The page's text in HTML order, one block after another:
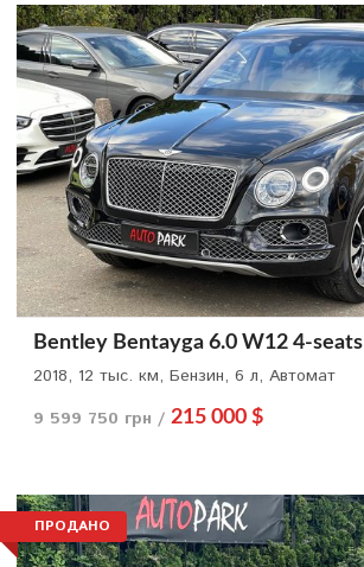
Bentley Bentayga 6.0 W12 4-seats
2018, 12 тыс. км, Бензин, 6 л, Автомат
9 599 750 грн / 215 000 $
ПРОДАНО